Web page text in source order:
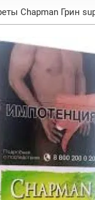
Chapman Грин